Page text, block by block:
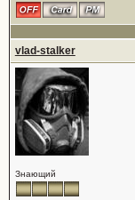
vlad-stalker
Знающий